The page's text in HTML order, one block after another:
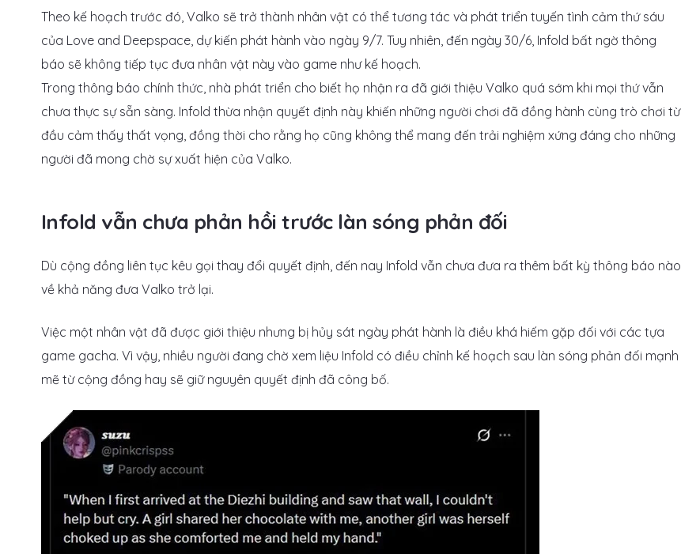
Theo kế hoạch trước đó, Valko sẽ trở thành nhân vật có thể tương tác và phát triển tuyến tình cảm thứ sáu
của Love and Deepspace, dự kiến phát hành vào ngày 9/7. Tuy nhiên, đến ngày 30/6, Infold bất ngờ thông
báo sẽ không tiếp tục đưa nhân vật này vào game như kế hoạch.
Trong thông báo chính thức, nhà phát triển cho biết họ nhận ra đã giới thiệu Valko quá sớm khi mọi thứ vẫn
chưa thực sự sẵn sàng. Infold thừa nhận quyết định này khiến những người chơi đã đồng hành cùng trò chơi từ
đầu cảm thấy thất vọng, đồng thời cho rằng họ cũng không thể mang đến trải nghiệm xứng đáng cho những
người đã mong chờ sự xuất hiện của Valko.
Infold vẫn chưa phản hồi trước làn sóng phản đối
Dù cộng đồng liên tục kêu gọi thay đổi quyết định, đến nay Infold vẫn chưa đưa ra thêm bất kỳ thông báo nào
về khả năng đưa Valko trở lại.
Việc một nhân vật đã được giới thiệu nhưng bị hủy sát ngày phát hành là điều khá hiếm gặp đối với các tựa
game gacha. Vì vậy, nhiều người đang chờ xem liệu Infold có điều chỉnh kế hoạch sau làn sóng phản đối mạnh
mẽ từ cộng đồng hay sẽ giữ nguyên quyết định đã công bố.